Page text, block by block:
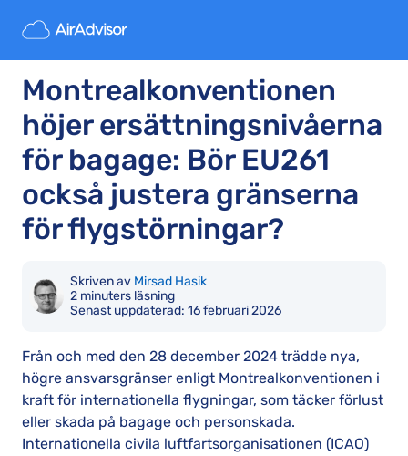
Montrealkonventionen
höjer ersättningsnivåerna
för bagage: Bör EU261
också justera gränserna
för flygstörningar?
Skriven av Mirsad Hasik
2 minuters läsning
Senast uppdaterad: 16 februari 2026
Från och med den 28 december 2024 trädde nya,
högre ansvarsgränser enligt Montrealkonventionen i
kraft för internationella flygningar, som täcker förlust
eller skada på bagage och personskada.
Internationella civila luftfartsorganisationen (ICAO)